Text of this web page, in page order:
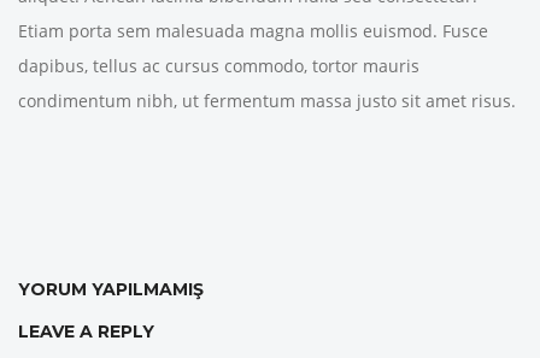
Etiam porta sem malesuada magna mollis euismod. Fusce
dapibus, tellus ac cursus commodo, tortor mauris
condimentum nibh, ut fermentum massa justo sit amet risus.
YORUM YAPILMAMIŞ
LEAVE A REPLY